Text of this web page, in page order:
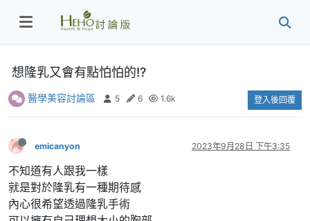
想隆乳又會有點怕怕的!?
醫學美容討論區 5 6 1.6k 登入後回覆
emicanyon 2023年9月28日 下午3:35
不知道有人跟我一樣
就是對於隆乳有一種期待感
內心很希望透過隆乳手術